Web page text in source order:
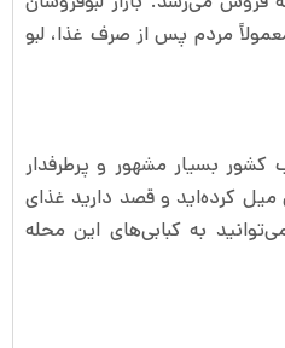
مردم پس از صرف غذا، لبو
بسیار مشهور و پرطرفدار
میل کرده‌اید و قصد دارید غذای
به کبابی‌های این محله